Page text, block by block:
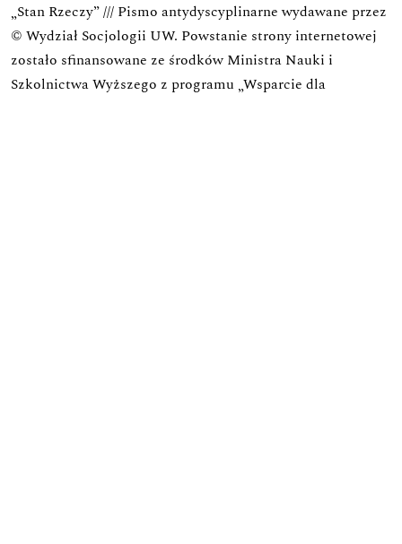
„Stan Rzeczy” /// Pismo antydyscyplinarne wydawane przez
© Wydział Socjologii UW. Powstanie strony internetowej
zostało sfinansowane ze środków Ministra Nauki i
Szkolnictwa Wyższego z programu „Wsparcie dla